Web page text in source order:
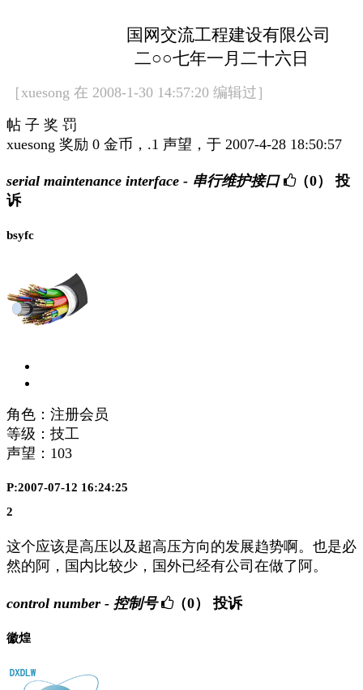
国网交流工程建设有限公司
二○○七年一月二十六日
［xuesong 在 2008-1-30 14:57:20 编辑过］
帖 子 奖 罚
xuesong 奖励 0 金币，.1 声望，于 2007-4-28 18:50:57
serial maintenance interface - 串行维护接口 （0）
投
诉
bsyfc
角色：注册会员
等级：技工
声望： 103
P:2007-07-12 16:24:25
2
这个应该是高压以及超高压方向的发展趋势啊。也是必
然的阿，国内比较少，国外已经有公司在做了阿。
control number - 控制号 （0） 投诉
徽煌